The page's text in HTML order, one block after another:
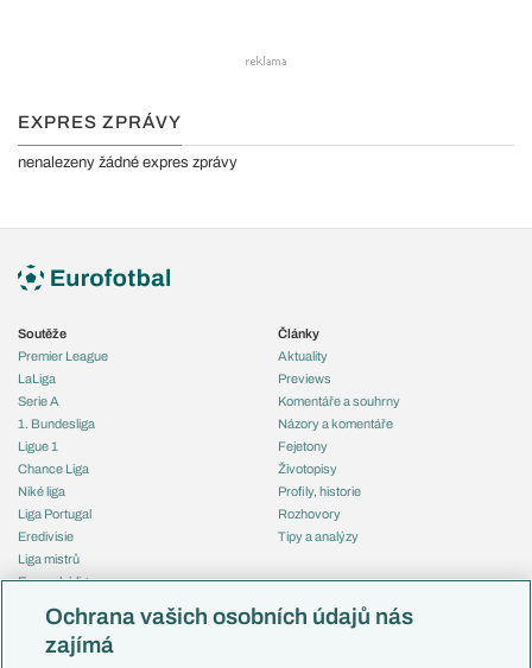
EXPRES ZPRÁVY
nenalezeny žádné expres zprávy
Soutěže
Premier League
LaLiga
Serie A
1. Bundesliga
Ligue 1
Chance Liga
Niké liga
Liga Portugal
Eredivisie
Liga mistrů
Evropská liga
Mistrovství světa
Liga národů
Články
Aktuality
Previews
Komentáře a souhrny
Názory a komentáře
Fejetony
Životopisy
Profily, historie
Rozhovory
Tipy a analýzy
Česko
Ochrana vašich osobních údajů nás
zajímá